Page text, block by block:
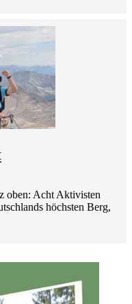
oben: Acht Aktivisten
höchsten Berg,